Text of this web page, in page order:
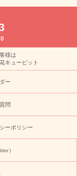
フラワーギフト特集
い
みの花
蝶蘭・花鉢
ギフト・プレゼント
ト
お盆 花（新
お供え 花とセットギ
ひまわり ギフト・プ
い 花のギフト特集
すめランキング
敬
敬老の日 花とセットギ
フト一覧
キャン
ボキャンペーン
生日の花を探す
特集
様は
キューピット
ー
問
ーポリシー
）